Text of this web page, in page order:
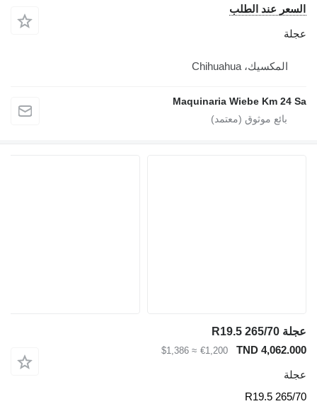
السعر عند الطلب
عجلة
المكسيك، Chihuahua
Maquinaria Wiebe Km 24 Sa
عجلة 265/70 R19.5
TND 4,062.000
€1,200
≈ $1,386
عجلة
265/70 R19.5